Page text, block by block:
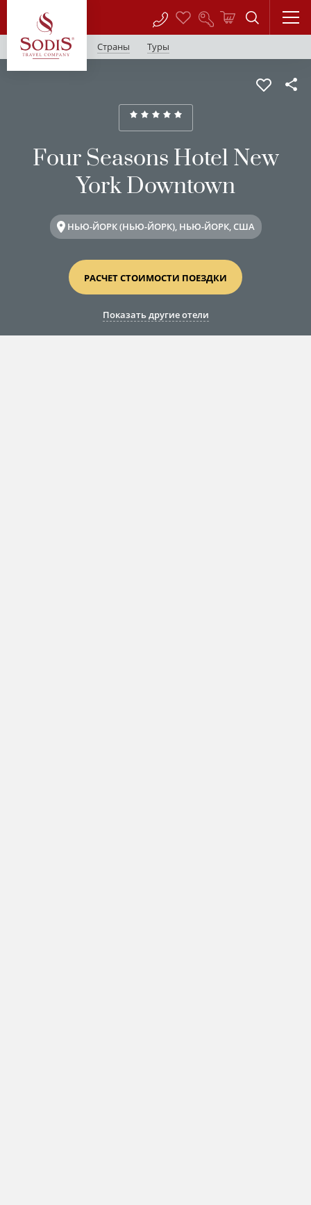
Страны Туры
Four Seasons Hotel New
York Downtown
НЬЮ-ЙОРК (НЬЮ-ЙОРК), НЬЮ-ЙОРК, США
РАСЧЕТ СТОИМОСТИ ПОЕЗДКИ
Показать другие отели